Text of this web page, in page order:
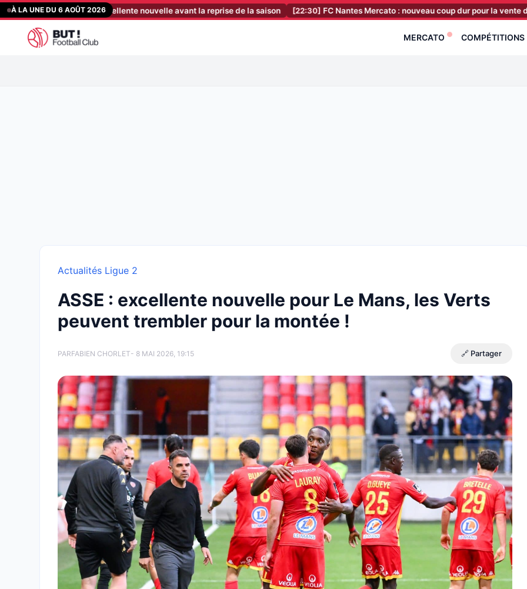
Aller
au
contenu
À LA UNE DU 6 AOÛT 2026
reçoit une excellente nouvelle avant la reprise de la saison [22:30] FC Nantes Mercato : nouveau coup dur pour la vente du club,
MERCATO COMPÉTITIONS
Actualités Ligue 2
ASSE : excellente nouvelle pour Le Mans, les Verts
peuvent trembler pour la montée !
PARFABIEN CHORLET- 8 MAI 2026, 19:15 🔗 Partager